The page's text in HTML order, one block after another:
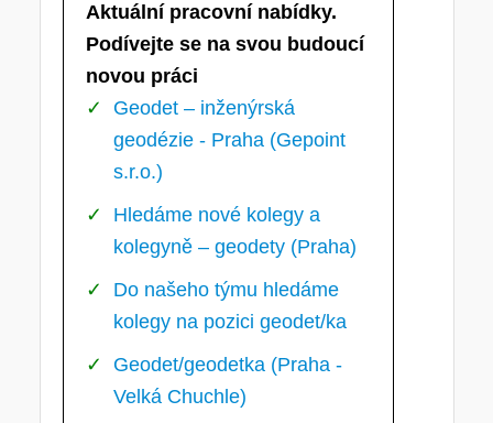
Aktuální pracovní nabídky.
Podívejte se na svou budoucí
novou práci
Geodet – inženýrská
geodézie - Praha (Gepoint
s.r.o.)
Hledáme nové kolegy a
kolegyně – geodety (Praha)
Do našeho týmu hledáme
kolegy na pozici geodet/ka
Geodet/geodetka (Praha -
Velká Chuchle)